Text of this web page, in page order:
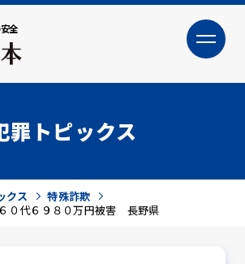
全
大
罪トピックス
クス
特殊詐欺
０代６９８０万円被害 長野県